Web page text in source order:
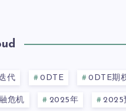
代 0DTE 0DTE期
危机 2025年 2025